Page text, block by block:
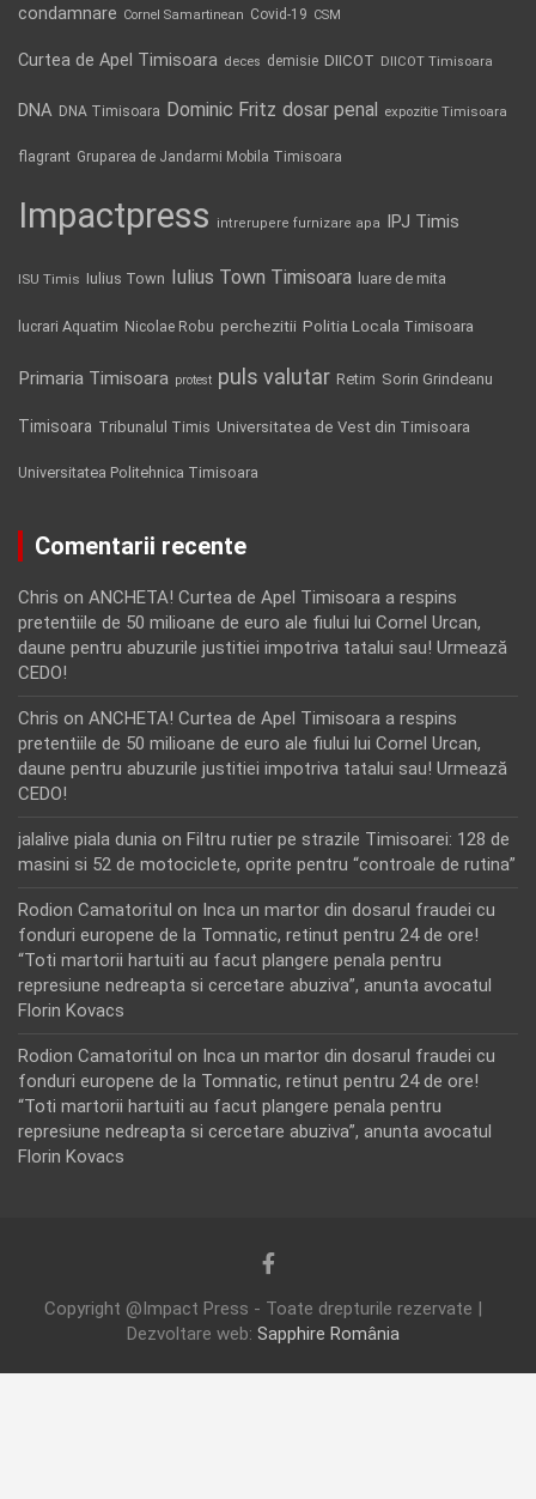
condamnare Cornel Samartinean Covid-19 CSM
Curtea de Apel Timisoara deces demisie DIICOT DIICOT Timisoara
DNA DNA Timisoara Dominic Fritz dosar penal expozitie Timisoara
flagrant Gruparea de Jandarmi Mobila Timisoara
Impactpress intrerupere furnizare apa IPJ Timis
ISU Timis Iulius Town Iulius Town Timisoara luare de mita
lucrari Aquatim Nicolae Robu perchezitii Politia Locala Timisoara
Primaria Timisoara protest puls valutar Retim Sorin Grindeanu
Timisoara Tribunalul Timis Universitatea de Vest din Timisoara
Universitatea Politehnica Timisoara
Comentarii recente
Chris on ANCHETA! Curtea de Apel Timisoara a respins
pretentiile de 50 milioane de euro ale fiului lui Cornel Urcan,
daune pentru abuzurile justitiei impotriva tatalui sau! Urmează
CEDO!
Chris on ANCHETA! Curtea de Apel Timisoara a respins
pretentiile de 50 milioane de euro ale fiului lui Cornel Urcan,
daune pentru abuzurile justitiei impotriva tatalui sau! Urmează
CEDO!
jalalive piala dunia on Filtru rutier pe strazile Timisoarei: 128 de
masini si 52 de motociclete, oprite pentru “controale de rutina”
Rodion Camatoritul on Inca un martor din dosarul fraudei cu
fonduri europene de la Tomnatic, retinut pentru 24 de ore!
“Toti martorii hartuiti au facut plangere penala pentru
represiune nedreapta si cercetare abuziva”, anunta avocatul
Florin Kovacs
Rodion Camatoritul on Inca un martor din dosarul fraudei cu
fonduri europene de la Tomnatic, retinut pentru 24 de ore!
“Toti martorii hartuiti au facut plangere penala pentru
represiune nedreapta si cercetare abuziva”, anunta avocatul
Florin Kovacs
Copyright @Impact Press - Toate drepturile rezervate |
Dezvoltare web: Sapphire România